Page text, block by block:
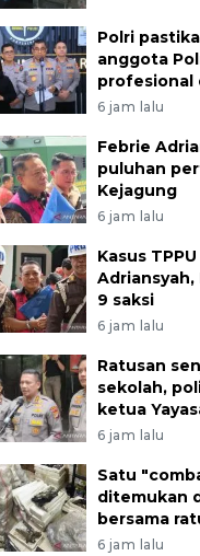
Polri
anggota
profesional
6 jam lalu
Febrie
puluhan
Kejagung
6 jam lalu
Kasus
9 saksi
6 jam lalu
Ratusan
sekolah,
ketua
6 jam lalu
Satu
ditemukan
bersama
6 jam lalu